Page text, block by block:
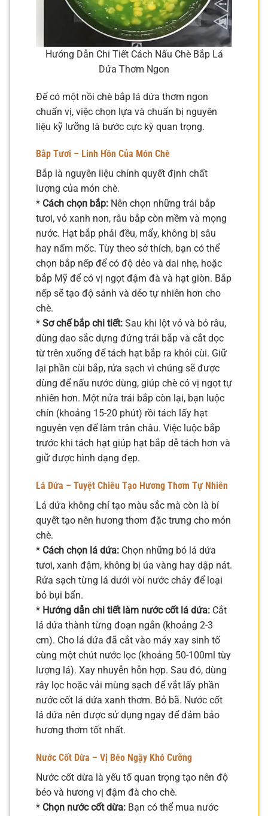
Hướng Dẫn Chi Tiết Cách Nấu Chè Bắp Lá
Dứa Thơm Ngon
Để có một nồi chè bắp lá dứa thơm ngon
chuẩn vị, việc chọn lựa và chuẩn bị nguyên
liệu kỹ lưỡng là bước cực kỳ quan trọng.
Bắp Tươi – Linh Hồn Của Món Chè
Bắp là nguyên liệu chính quyết định chất
lượng của món chè.
* Cách chọn bắp: Nên chọn những trái bắp
tươi, vỏ xanh non, râu bắp còn mềm và mọng
nước. Hạt bắp phải đều, mẩy, không bị sâu
hay nấm mốc. Tùy theo sở thích, bạn có thể
chọn bắp nếp để có độ dẻo và dai nhẹ, hoặc
bắp Mỹ để có vị ngọt đậm đà và hạt giòn. Bắp
nếp sẽ tạo độ sánh và dẻo tự nhiên hơn cho
chè.
* Sơ chế bắp chi tiết: Sau khi lột vỏ và bỏ râu,
dùng dao sắc dựng đứng trái bắp và cắt dọc
từ trên xuống để tách hạt bắp ra khỏi cùi. Giữ
lại phần cùi bắp, rửa sạch vì chúng sẽ được
dùng để nấu nước dùng, giúp chè có vị ngọt tự
nhiên hơn. Một nửa trái bắp còn lại, bạn luộc
chín (khoảng 15-20 phút) rồi tách lấy hạt
nguyên vẹn để làm trân châu. Việc luộc bắp
trước khi tách hạt giúp hạt bắp dễ tách hơn và
giữ được hình dạng đẹp.
Lá Dứa – Tuyệt Chiêu Tạo Hương Thơm Tự Nhiên
Lá dứa không chỉ tạo màu sắc mà còn là bí
quyết tạo nên hương thơm đặc trưng cho món
chè.
* Cách chọn lá dứa: Chọn những bó lá dứa
tươi, xanh đậm, không bị úa vàng hay dập nát.
Rửa sạch từng lá dưới vòi nước chảy để loại
bỏ bụi bẩn.
* Hướng dẫn chi tiết làm nước cốt lá dứa: Cắt
lá dứa thành từng đoạn ngắn (khoảng 2-3
cm). Cho lá dứa đã cắt vào máy xay sinh tố
cùng một chút nước lọc (khoảng 50-100ml tùy
lượng lá). Xay nhuyễn hỗn hợp. Sau đó, dùng
rây lọc hoặc vải mùng sạch để vắt lấy phần
nước cốt lá dứa xanh thơm. Bỏ bã. Nước cốt
lá dứa nên được sử dụng ngay để đảm bảo
hương thơm tốt nhất.
Nước Cốt Dừa – Vị Béo Ngậy Khó Cưỡng
Nước cốt dừa là yếu tố quan trọng tạo nên độ
béo và hương vị đậm đà cho chè.
* Chọn nước cốt dừa: Bạn có thể mua nước